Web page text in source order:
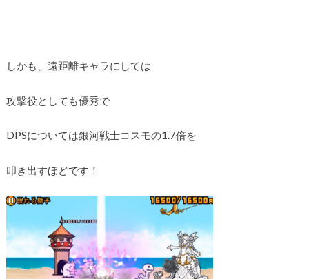
しかも、遠距離キャラにしては
攻撃役としても優秀で
DPSについては銀河戦士コスモの1.7倍を
叩き出すほどです！